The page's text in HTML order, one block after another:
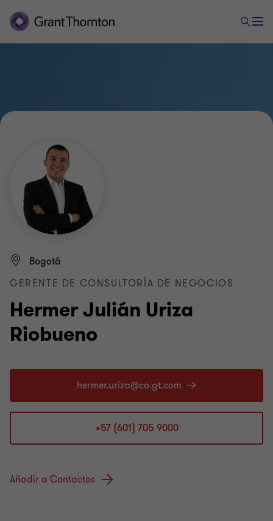
Hermer Julián Uriza
Riobueno
Bogotá
GERENTE DE CONSULTORÍA DE NEGOCIOS
+57 (601) 705 9000
Añadir a Contactos